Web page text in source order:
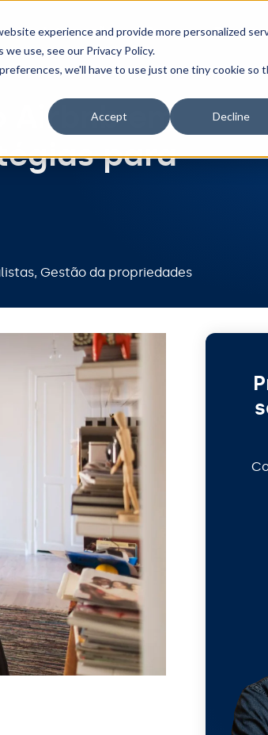
experience and provide more personalized
use, see our Privacy Policy.
we'll have to use just one tiny cookie so
Accept Decline
Integrações Preços
Airbnb em
para
, Gestão da propriedades